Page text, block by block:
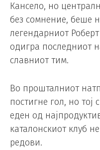
Кансело, но
без сомнение, беше
легендарниот
одигра последниот
славниот тим.
Во прошталниот
постигне гол, но тој
еден од
каталонскиот клуб
редови.